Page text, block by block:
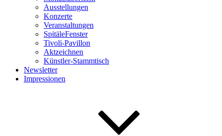
Ausstellungen
Konzerte
Veranstaltungen
SpitäleFenster
Tivoli-Pavillon
Aktzeichnen
Künstler-Stammtisch
Newsletter
Impressionen